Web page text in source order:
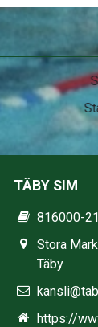
TÄBY SIM
816000-
Stora
Täby
https://